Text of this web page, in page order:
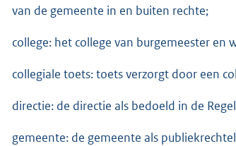
van de gemeente in en buiten rechte;
college: het college van burgemeester en
collegiale toets: toets verzorgt door een
directie: de directie als bedoeld in de
gemeente: de gemeente als